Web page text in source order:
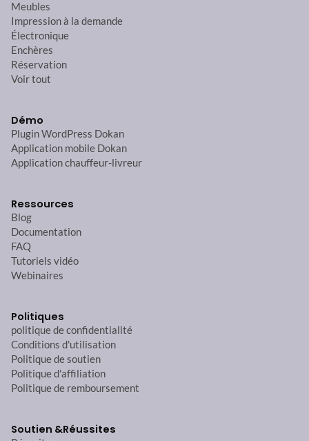
Meubles
Impression à la demande
Électronique
Enchères
Réservation
Voir tout
Démo
Plugin WordPress Dokan
Application mobile Dokan
Application chauffeur-livreur
Ressources
Blog
Documentation
FAQ
Tutoriels vidéo
Webinaires
Politiques
politique de confidentialité
Conditions d'utilisation
Politique de soutien
Politique d'affiliation
Politique de remboursement
Soutien &Réussites